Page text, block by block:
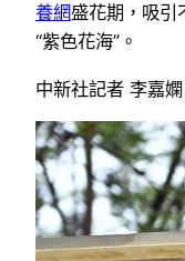
養網盛花期，吸引
“紫色花海”。
中新社記者 李嘉